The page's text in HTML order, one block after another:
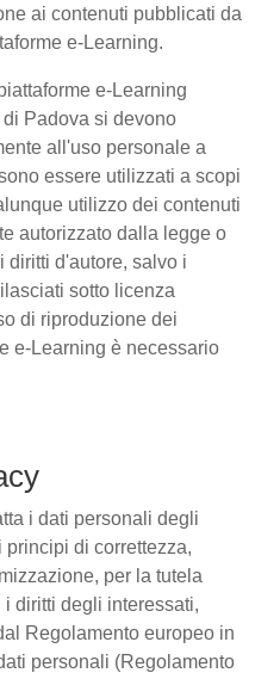
ai contenuti pubblicati da
e-Learning.
e-Learning
Padova si devono
all'uso personale a
essere utilizzati a scopi
utilizzo dei contenuti
autorizzato dalla legge o
diritti d'autore, salvo i
sotto licenza
di riproduzione dei
e-Learning è necessario
i dati personali degli
di correttezza,
per la tutela
diritti degli interessati,
Regolamento europeo in
personali (Regolamento